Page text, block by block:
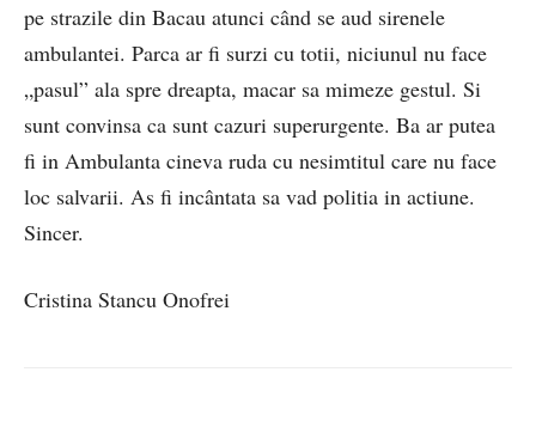
pe strazile din Bacau atunci când se aud sirenele
ambulantei. Parca ar fi surzi cu totii, niciunul nu face
„pasul” ala spre dreapta, macar sa mimeze gestul. Si
sunt convinsa ca sunt cazuri superurgente. Ba ar putea
fi in Ambulanta cineva ruda cu nesimtitul care nu face
loc salvarii. As fi incântata sa vad politia in actiune.
Sincer.
Cristina Stancu Onofrei